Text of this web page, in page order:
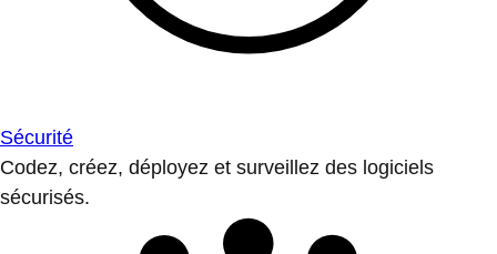
Sécurité
Codez, créez, déployez et surveillez des logiciels
sécurisés.